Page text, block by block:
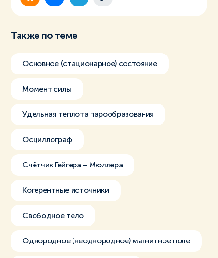
Также по теме
Основное (стационарное) состояние
Момент силы
Удельная теплота парообразования
Осциллограф
Счётчик Гейгера – Мюллера
Когерентные источники
Свободное тело
Однородное (неоднородное) магнитное поле